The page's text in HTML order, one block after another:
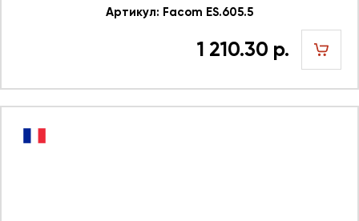
Артикул: Facom ES.605.5
1 210.30 р.